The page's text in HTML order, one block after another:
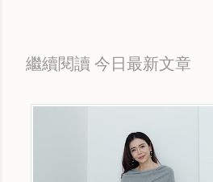
繼續閱讀 今日最新文章